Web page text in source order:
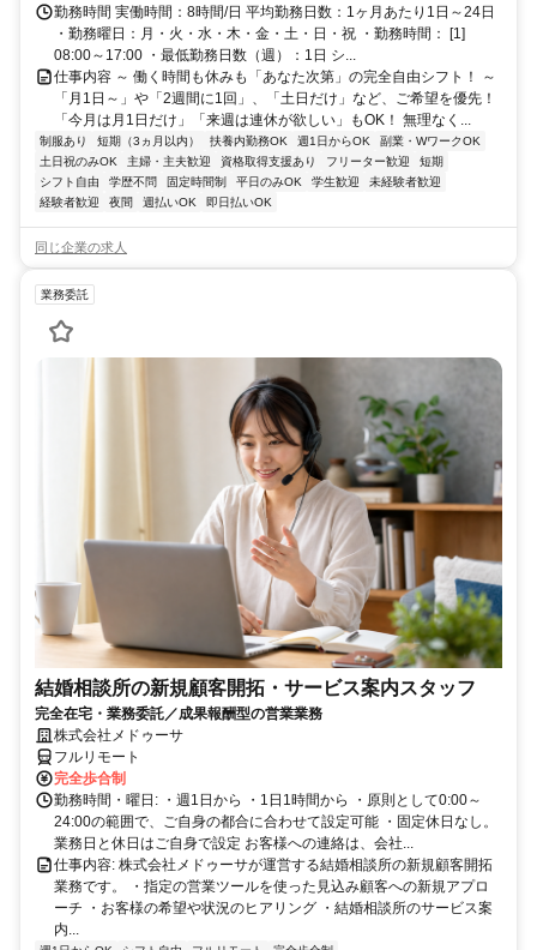
勤務時間 実働時間：8時間/日 平均勤務日数：1ヶ月あたり1日～24日
・勤務曜日：月・火・水・木・金・土・日・祝 ・勤務時間： [1]
08:00～17:00 ・最低勤務日数（週）：1日 シ...
仕事内容 ～ 働く時間も休みも「あなた次第」の完全自由シフト！ ～
「月1日～」や「2週間に1回」、「土日だけ」など、ご希望を優先！
「今月は月1日だけ」「来週は連休が欲しい」もOK！ 無理なく...
制服あり 短期（3ヵ月以内） 扶養内勤務OK 週1日からOK
副業・WワークOK
土日祝のみOK
主婦・主夫歓迎 資格取得支援あり フリーター歓迎
短期
シフト自由
学歴不問 固定時間制 平日のみOK 学生歓迎
未経験者歓迎
経験者歓迎
夜間 週払いOK 即日払いOK
同じ企業の求人
業務委託
結婚相談所の新規顧客開拓・サービス案内スタッフ
完全在宅・業務委託／成果報酬型の営業業務
株式会社メドゥーサ
フルリモート
完全歩合制
勤務時間・曜日: ・週1日から ・1日1時間から ・原則として0:00～
24:00の範囲で、ご自身の都合に合わせて設定可能 ・固定休日なし。
業務日と休日はご自身で設定 お客様への連絡は、会社...
仕事内容: 株式会社メドゥーサが運営する結婚相談所の新規顧客開拓
業務です。 ・指定の営業ツールを使った見込み顧客への新規アプロ
ーチ ・お客様の希望や状況のヒアリング ・結婚相談所のサービス案
内...